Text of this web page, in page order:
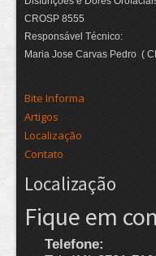
CROSP 8555
Responsável Técnico:
Maria Jose Carvas Pedro (
Bite Informa
Artigos
Localização
Contato
Localização
Fique em
Telefone: